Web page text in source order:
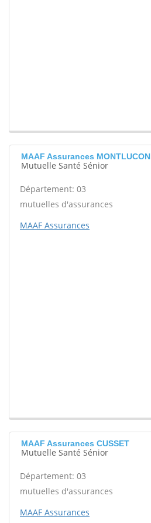
MAAF Assurances MONTLUCON
Mutuelle Santé Sénior
Département: 03
mutuelles d'assurances
MAAF Assurances
MAAF Assurances CUSSET
Mutuelle Santé Sénior
Département: 03
mutuelles d'assurances
MAAF Assurances